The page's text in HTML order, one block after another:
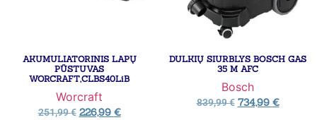
AKUMULIATORINIS LAPŲ
PŪSTUVAS
WORCRAFT,CLBS40LiB
Worcraft
251,99€ 226,99 €
DULKIŲ SIURBLYS BOSCH GAS
35 M AFC
Bosch
839,99€ 734,99 €